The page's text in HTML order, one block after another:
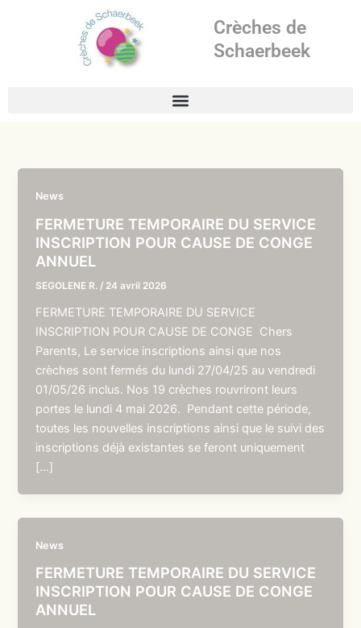
Crèches de
Schaerbeek
News
FERMETURE TEMPORAIRE DU SERVICE
INSCRIPTION POUR CAUSE DE CONGE
ANNUEL
SEGOLENE R. / 24 avril 2026
FERMETURE TEMPORAIRE DU SERVICE
INSCRIPTION POUR CAUSE DE CONGE Chers
Parents, Le service inscriptions ainsi que nos
crèches sont fermés du lundi 27/04/25 au vendredi
01/05/26 inclus. Nos 19 crèches rouvriront leurs
portes le lundi 4 mai 2026. Pendant cette période,
toutes les nouvelles inscriptions ainsi que le suivi des
inscriptions déjà existantes se feront uniquement
[…]
News
FERMETURE TEMPORAIRE DU SERVICE
INSCRIPTION POUR CAUSE DE CONGE
ANNUEL